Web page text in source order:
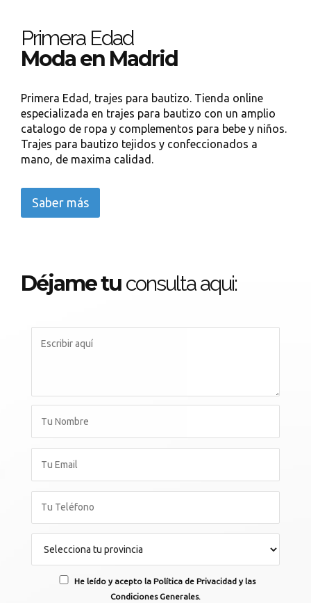
Primera Edad
Moda en Madrid
Primera Edad, trajes para bautizo. Tienda online
especializada en trajes para bautizo con un amplio
catalogo de ropa y complementos para bebe y niños.
Trajes para bautizo tejidos y confeccionados a
mano, de maxima calidad.
Saber más
Déjame tu consulta aqui:
He leído y acepto la Política de Privacidad y las
Condiciones Generales.